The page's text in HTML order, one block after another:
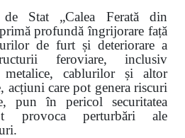
de Stat „Calea Ferată din
profundă îngrijorare față
de furt și deteriorare a
feroviare, inclusiv
metalice, cablurilor și altor
acțiuni care pot genera riscuri
pun în pericol securitatea
provoca perturbări ale